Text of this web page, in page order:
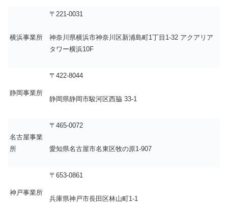
横浜事業所
〒221-0031
神奈川県横浜市神奈川区新浦島町1丁目1-32 アクアリア
タワー横浜10F
静岡事業所
〒422-8044
静岡県静岡市駿河区西脇 33-1
名古屋事業
所
〒465-0072
愛知県名古屋市名東区牧の原1-907
神戸事業所
〒653-0861
兵庫県神戸市長田区林山町1-1